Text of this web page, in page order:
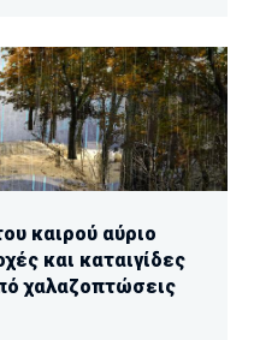
καιρού αύριο
και καταιγίδες
χαλαζοπτώσεις